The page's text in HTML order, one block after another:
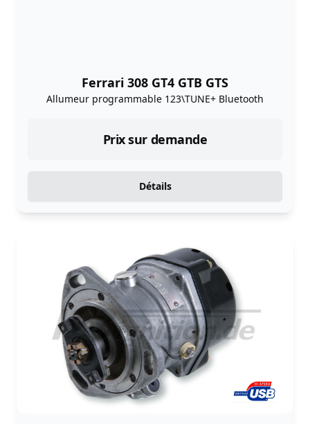
Ferrari 308 GT4 GTB GTS
Allumeur programmable 123\TUNE+ Bluetooth
Prix sur demande
Détails